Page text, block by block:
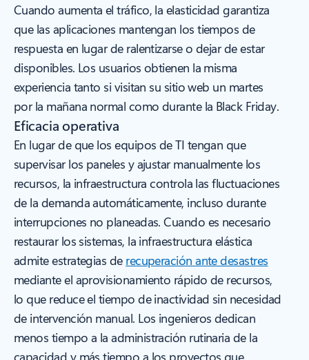
Cuando aumenta el tráfico, la elasticidad garantiza
que las aplicaciones mantengan los tiempos de
respuesta en lugar de ralentizarse o dejar de estar
disponibles. Los usuarios obtienen la misma
experiencia tanto si visitan su sitio web un martes
por la mañana normal como durante la Black Friday.
Eficacia operativa
En lugar de que los equipos de TI tengan que
supervisar los paneles y ajustar manualmente los
recursos, la infraestructura controla las fluctuaciones
de la demanda automáticamente, incluso durante
interrupciones no planeadas. Cuando es necesario
restaurar los sistemas, la infraestructura elástica
admite estrategias de recuperación ante desastres
mediante el aprovisionamiento rápido de recursos,
lo que reduce el tiempo de inactividad sin necesidad
de intervención manual. Los ingenieros dedican
menos tiempo a la administración rutinaria de la
capacidad y más tiempo a los proyectos que